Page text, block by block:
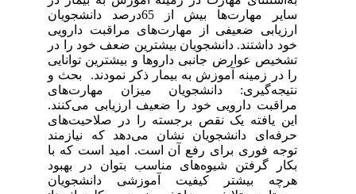
سایر مهارت‌ها بیش از 65درصد دانشجویان
ارزیابی ضعیفی از مهارت‌های مراقبت دارویی
خود داشتند. دانشجویان بیشترین ضعف خود را در
تشخیص عوارض جانبی داروها و بیشترین توانایی
را در زمینه آموزش به بیمار ذکر نمودند. بحث و
نتیجه‌گیری: دانشجویان میزان مهارت‌های
مراقبت دارویی خود را ضعیف ارزیابی می‌کنند.
این یافته یک نقص برجسته را در صلاحیت‌های
حرفه‌ای دانشجویان نشان می‌دهد که نیازمند
توجه فوری برای رفع آن است. امید است که با
بکار گرفتن شیوه‌های مناسب بتوان در بهبود
هرچه بیشتر کیفیت آموزشی دانشجویان